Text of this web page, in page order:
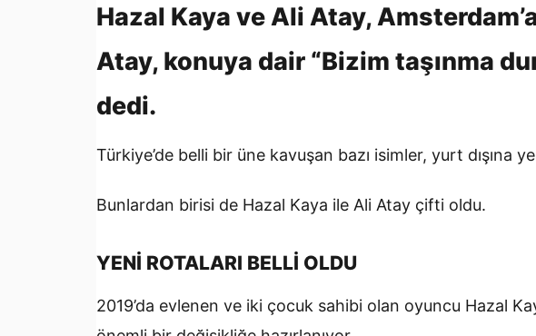
Hazal Kaya ve Ali Atay,
Atay, konuya dair “Bizim taşınma
dedi.
Türkiye’de belli bir üne kavuşan bazı isimler, yurt dışına
Bunlardan birisi de Hazal Kaya ile Ali Atay çifti oldu.
YENİ ROTALARI BELLİ OLDU
2019’da evlenen ve iki çocuk sahibi olan oyuncu Hazal